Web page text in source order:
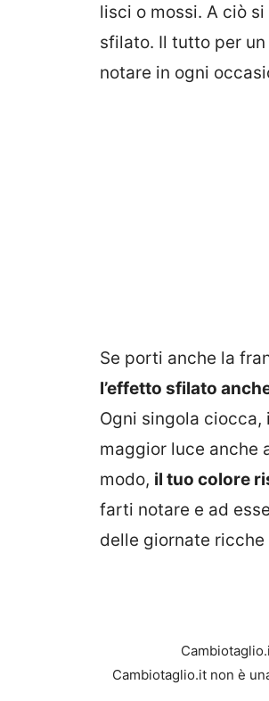
lisci o mossi. A ciò
sfilato. Il tutto per
notare in ogni
Se porti anche la
l’effetto sfilato
Ogni singola
maggior luce anche
modo, il tuo colore
farti notare e ad
delle giornate ricche
Cambiotaglio.it non è